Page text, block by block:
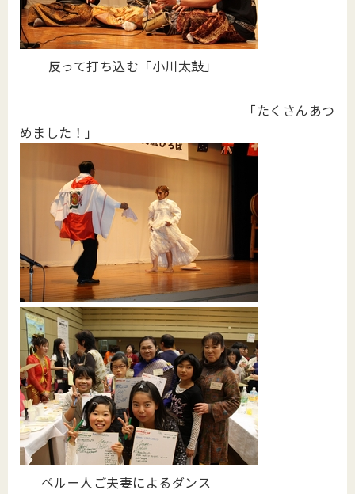
反って打ち込む「小川太鼓」
「たくさんあつ
めました！」
ペルー人ご夫妻によるダンス